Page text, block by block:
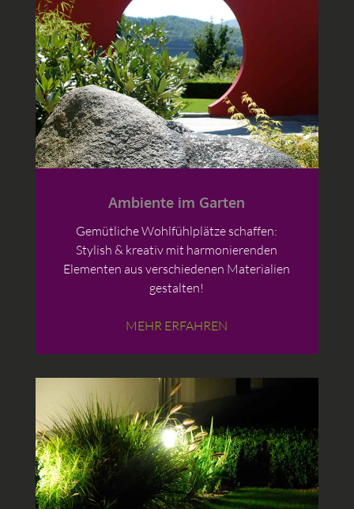
Ambiente im Garten
Gemütliche Wohlfühlplätze schaffen:
Stylish & kreativ mit harmonierenden
Elementen aus verschiedenen Materialien
gestalten!
MEHR ERFAHREN